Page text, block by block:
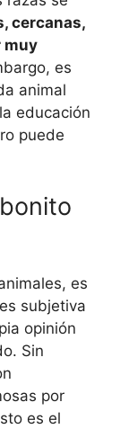
cercanas,
muy
es
animal
educación
puede
es
subjetiva
opinión
Sin
por
es el